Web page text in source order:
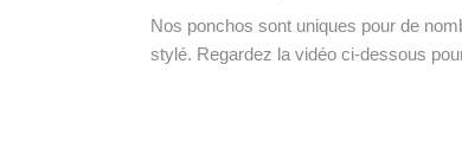
Nos ponchos sont uniques pour de
stylé. Regardez la vidéo ci-dessous